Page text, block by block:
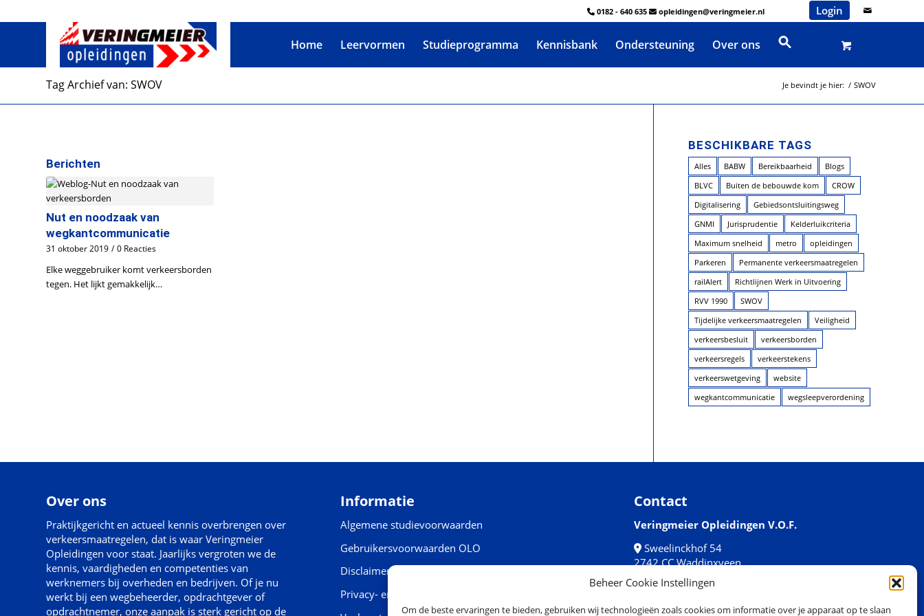
Beheer Cookie Instellingen
Om de beste ervaringen te bieden, gebruiken wij technologieën zoals cookies om informatie over je apparaat op te slaan
0182 - 640 635 opleidingen@veringmeier.nl Login
Home Leervormen Studieprogramma Kennisbank Ondersteuning Over ons
Tag Archief van: SWOV Je bevindt je hier: / SWOV
Berichten
Nut en noodzaak van
wegkantcommunicatie
31 oktober 2019 / 0 Reacties
Elke weggebruiker komt verkeersborden
tegen. Het lijkt gemakkelijk…
BESCHIKBARE TAGS
Alles BABW Bereikbaarheid
Blogs
BLVC
Buiten de bebouwde kom
CROW
Digitalisering
Gebiedsontsluitingsweg
GNMI
Jurisprudentie
Kelderluikcriteria
Maximum snelheid
metro
opleidingen
Parkeren
Permanente verkeersmaatregelen
railAlert
Richtlijnen Werk in Uitvoering
RVV 1990
SWOV
Tijdelijke verkeersmaatregelen
Veiligheid
verkeersbesluit
verkeersborden
verkeersregels
verkeerstekens
verkeerswetgeving
website
wegkantcommunicatie
wegsleepverordening
Over ons
Praktijkgericht en actueel kennis overbrengen over
verkeersmaatregelen, dat is waar Veringmeier
Opleidingen voor staat. Jaarlijks vergroten we de
kennis, vaardigheden en competenties van
werknemers bij overheden en bedrijven. Of je nu
werkt bij een wegbeheerder, opdrachtgever of
opdrachtnemer, onze aanpak is sterk gericht op de
Informatie
Algemene studievoorwaarden
Gebruikersvoorwaarden OLO
Disclaimer
Privacy- en cookieverklaring
Contact
Veringmeier Opleidingen V.O.F.
Sweelinckhof 54
2742 CC Waddinxveen
0182 – 640 635
opleidingen@veringmeier.nl